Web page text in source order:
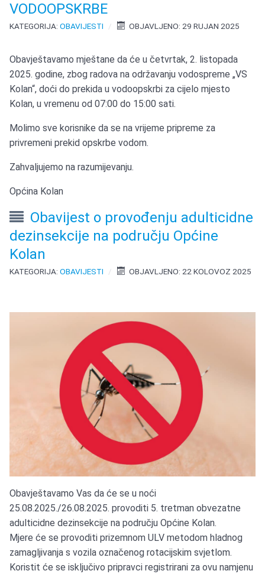
VODOOPSKRBE
KATEGORIJA:OBAVIJESTI OBJAVLJENO: 29 RUJAN 2025
Obavještavamo mještane da će u četvrtak, 2. listopada
2025. godine, zbog radova na održavanju vodospreme „VS
Kolan“, doći do prekida u vodoopskrbi za cijelo mjesto
Kolan, u vremenu od 07:00 do 15:00 sati.
Molimo sve korisnike da se na vrijeme pripreme za
privremeni prekid opskrbe vodom.
Zahvaljujemo na razumijevanju.
Općina Kolan
Obavijest o provođenju adulticidne
dezinsekcije na području Općine
Kolan
KATEGORIJA:OBAVIJESTI OBJAVLJENO: 22 KOLOVOZ 2025
Obavještavamo Vas da će se u noći
25.08.2025./26.08.2025. provoditi 5. tretman obvezatne
adulticidne dezinsekcije na području Općine Kolan.
Mjere će se provoditi prizemnom ULV metodom hladnog
zamagljivanja s vozila označenog rotacijskim svjetlom.
Koristit će se isključivo pripravci registrirani za ovu namjenu